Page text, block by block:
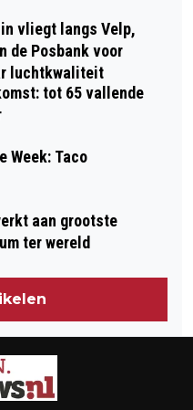
vliegt langs Velp,
de Posbank voor
luchtkwaliteit
tot 65 vallende
Week: Taco
aan grootste
ter wereld